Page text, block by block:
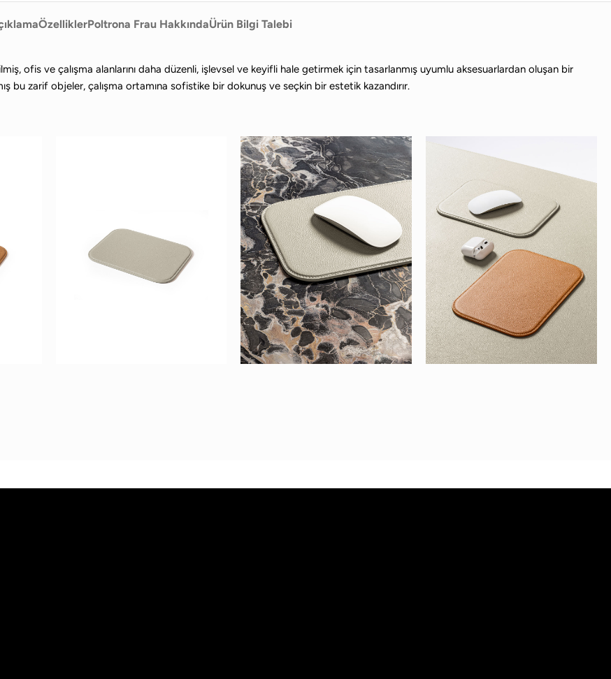
ÖzelliklerPoltrona Frau HakkındaÜrün Bilgi Talebi
ofis ve çalışma alanlarını daha düzenli, işlevsel ve keyifli hale getirmek için tasarlanmış uyumlu aksesuarlardan oluşan bir
bu zarif objeler, çalışma ortamına sofistike bir dokunuş ve seçkin bir estetik kazandırır.